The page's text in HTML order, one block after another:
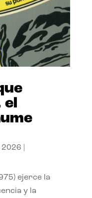
el
2026
ejerce la
y la